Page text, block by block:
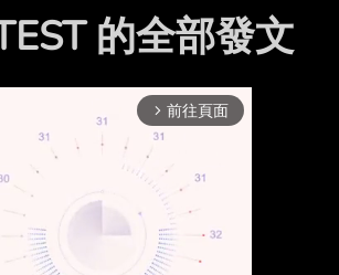
的全部發文
arrow_forward_ios 前往頁面